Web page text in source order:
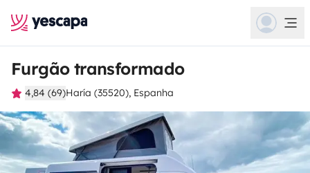
Furgão transformado
4,84 (69)Haría (35520), Espanha